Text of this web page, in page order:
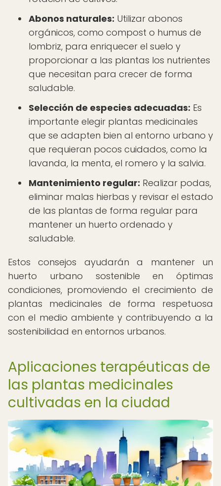
Abonos naturales: Utilizar abonos
orgánicos, como compost o humus de
lombriz, para enriquecer el suelo y
proporcionar a las plantas los nutrientes
que necesitan para crecer de forma
saludable.
Selección de especies adecuadas: Es
importante elegir plantas medicinales
que se adapten bien al entorno urbano y
que requieran pocos cuidados, como la
lavanda, la menta, el romero y la salvia.
Mantenimiento regular: Realizar podas,
eliminar malas hierbas y revisar el estado
de las plantas de forma regular para
mantener un huerto ordenado y
saludable.
Estos consejos ayudarán a mantener un
huerto urbano sostenible en óptimas
condiciones, promoviendo el crecimiento de
plantas medicinales de forma respetuosa
con el medio ambiente y contribuyendo a la
sostenibilidad en entornos urbanos.
Aplicaciones terapéuticas de
las plantas medicinales
cultivadas en la ciudad